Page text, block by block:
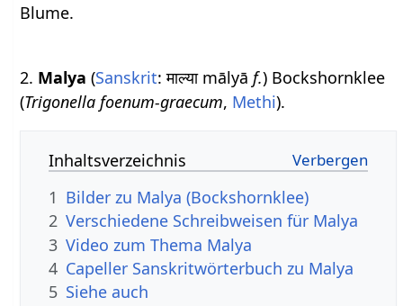
Blume.
2. Malya (Sanskrit: माल्या mālyāf.) Bockshornklee
(Trigonella foenum-graecum, Methi).
Inhaltsverzeichnis
1 Bilder zu Malya (Bockshornklee)
2 Verschiedene Schreibweisen für Malya
3 Video zum Thema Malya
4 Capeller Sanskritwörterbuch zu Malya
5 Siehe auch